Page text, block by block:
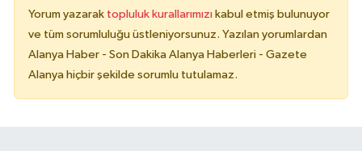
Yorum yazarak topluluk kurallarımızı kabul etmiş bulunuyor
ve tüm sorumluluğu üstleniyorsunuz. Yazılan yorumlardan
Alanya Haber - Son Dakika Alanya Haberleri - Gazete
Alanya hiçbir şekilde sorumlu tutulamaz.